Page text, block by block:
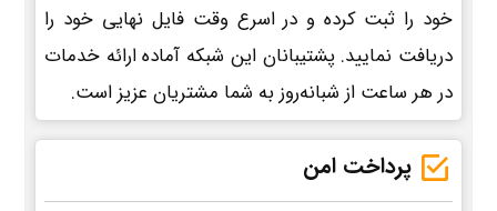
خود را ثبت کرده و در اسرع وقت فایل نهایی خود را
دریافت نمایید. پشتیبانان این شبکه آماده ارائه خدمات
در هر ساعت از شبانه‌روز به شما مشتریان عزیز است.
پرداخت امن